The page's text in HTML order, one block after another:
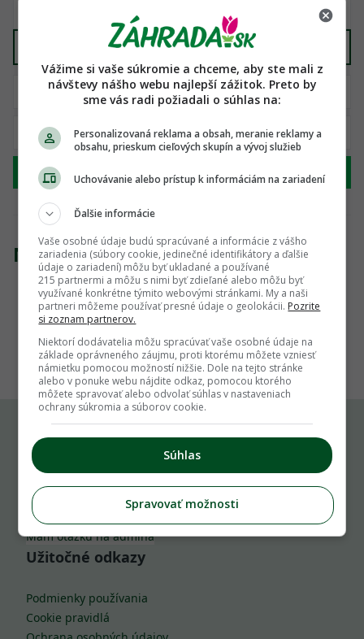
Všetko ostatné
Hľadať
Nenašli sme žiadny produkt
1
Komu môžeš napísať
info@zahrada.sk
Nahlás chybu
Mám otázku na admina
Užitočné odkazy
Podmienky používania
Cookie pravidlá
Vážime si vaše súkromie a chceme, aby ste mali z
návštevy nášho webu najlepší zážitok. Preto by
sme vás radi požiadali o súhlas na:
Personalizovaná reklama a obsah, meranie reklamy a
obsahu, prieskum cieľových skupín a vývoj služieb
Uchovávanie alebo prístup k informáciám na zariadení
Ďalšie informácie
Vaše osobné údaje budú spracúvané a informácie z vášho
zariadenia (súbory cookie, jedinečné identifikátory a ďalšie
údaje o zariadení) môžu byť ukladané a používané
215 partnermi a môžu s nimi byť zdieľané alebo môžu byť
využívané konkrétne týmito webovými stránkami. My a naši
partneri môžeme používať presné údaje o geolokácii. Pozrite
si zoznam partnerov.
Niektorí dodávatelia môžu spracúvať vaše osobné údaje na
základe oprávneného záujmu, proti ktorému môžete vzniesť
námietku pomocou možností nižšie. Dole na tejto stránke
alebo v ponuke webu nájdite odkaz, pomocou ktorého
môžete spravovať alebo odvolať súhlas v nastaveniach
ochrany súkromia a súborov cookie.
Súhlas
Spravovať možnosti